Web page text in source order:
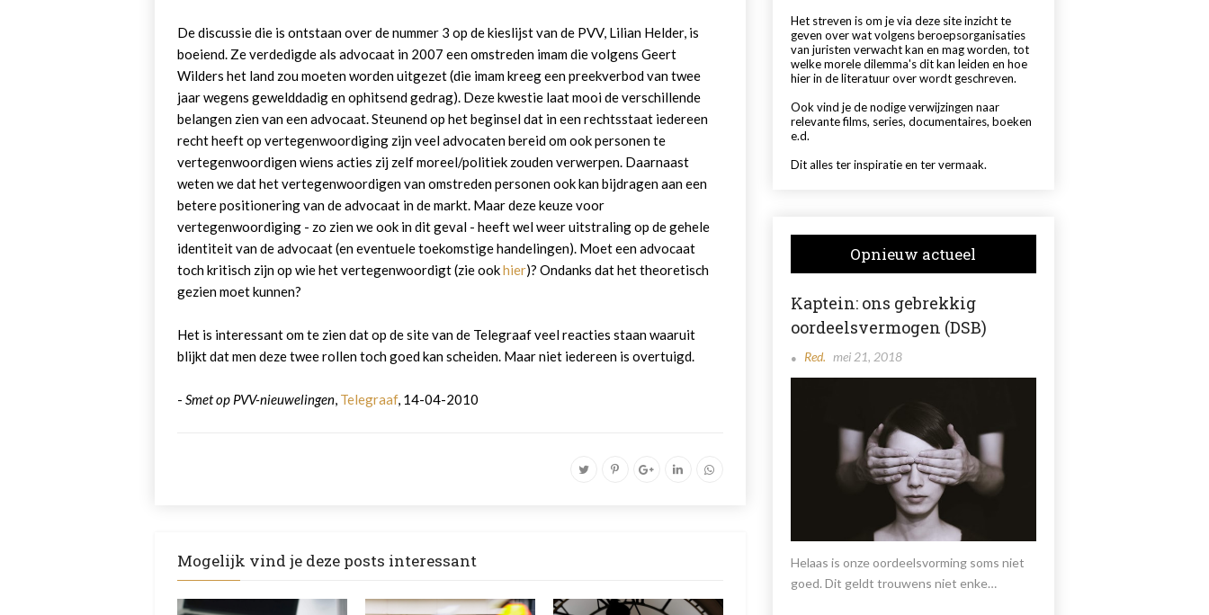
De discussie die is ontstaan over de nummer 3 op de kieslijst van de PVV, Lilian Helder, is
boeiend. Ze verdedigde als advocaat in 2007 een omstreden imam die volgens Geert
Wilders het land zou moeten worden uitgezet (die imam kreeg een preekverbod van twee
jaar wegens gewelddadig en ophitsend gedrag). Deze kwestie laat mooi de verschillende
belangen zien van een advocaat. Steunend op het beginsel dat in een rechtsstaat iedereen
recht heeft op vertegenwoordiging zijn veel advocaten bereid om ook personen te
vertegenwoordigen wiens acties zij zelf moreel/politiek zouden verwerpen. Daarnaast
weten we dat het vertegenwoordigen van omstreden personen ook kan bijdragen aan een
betere positionering van de advocaat in de markt. Maar deze keuze voor
vertegenwoordiging - zo zien we ook in dit geval - heeft wel weer uitstraling op de gehele
identiteit van de advocaat (en eventuele toekomstige handelingen). Moet een advocaat
toch kritisch zijn op wie het vertegenwoordigt (zie ookhier)? Ondanks dat het theoretisch
gezien moet kunnen?
Het is interessant om te zien dat op de site van de Telegraaf veel reacties staan waaruit
blijkt dat men deze twee rollen toch goed kan scheiden. Maar niet iedereen is overtuigd.
- Smet op PVV-nieuwelingen, Telegraaf, 14-04-2010
Mogelijk vind je deze posts interessant
Het streven is om je via deze site inzicht te
geven over wat volgens beroepsorganisaties
van juristen verwacht kan en mag worden, tot
welke morele dilemma's dit kan leiden en hoe
hier in de literatuur over wordt geschreven.
Ook vind je de nodige verwijzingen naar
relevante films, series, documentaires, boeken
e.d.
Dit alles ter inspiratie en ter vermaak.
Opnieuw actueel
Kaptein: ons gebrekkig
oordeelsvermogen (DSB)
Red. mei 21, 2018
Helaas is onze oordeelsvorming soms niet
goed. Dit geldt trouwens niet enke…